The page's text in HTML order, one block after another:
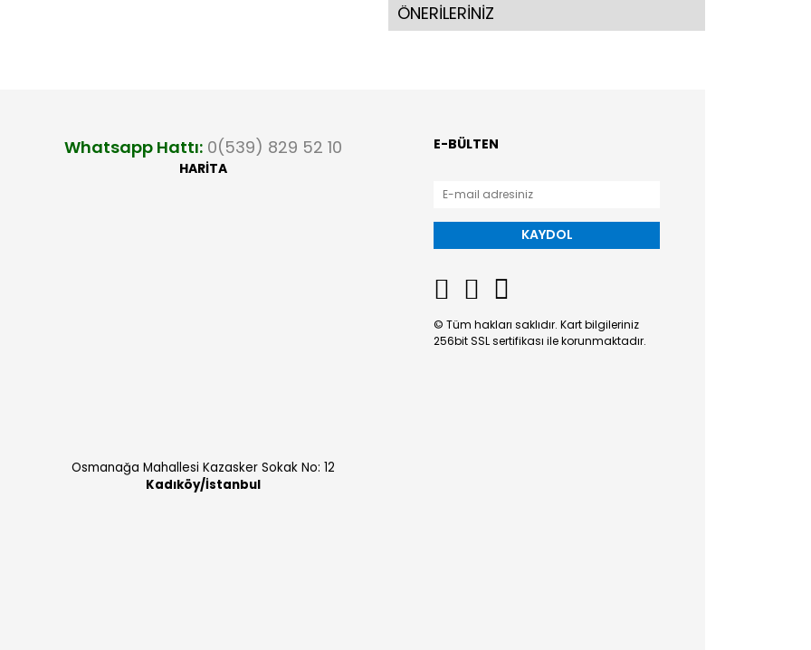
ÖNERİLERİNİZ
Whatsapp Hattı: 0(539) 829 52 10
HARİTA
Osmanağa Mahallesi Kazasker Sokak No: 12
Kadıköy/İstanbul
E-BÜLTEN
KAYDOL
© Tüm hakları saklıdır. Kart bilgileriniz
256bit SSL sertifikası ile korunmaktadır.